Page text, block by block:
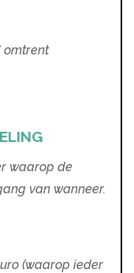
omtrent
waarop de
van wanneer.
(waarop ieder